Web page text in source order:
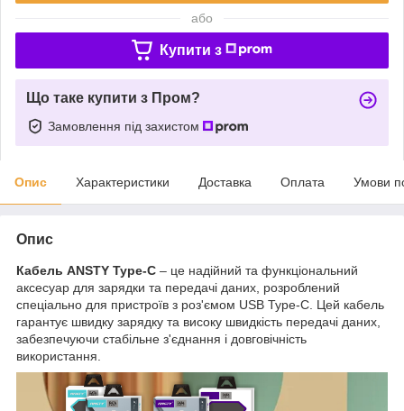
або
Купити з
Що таке купити з Пром?
Замовлення під захистом
Опис Характеристики Доставка Оплата Умови
Опис
Кабель ANSTY Type-C – це надійний та функціональний
аксесуар для зарядки та передачі даних, розроблений
спеціально для пристроїв з роз'ємом USB Type-C. Цей кабель
гарантує швидку зарядку та високу швидкість передачі даних,
забезпечуючи стабільне з'єднання і довговічність
використання.